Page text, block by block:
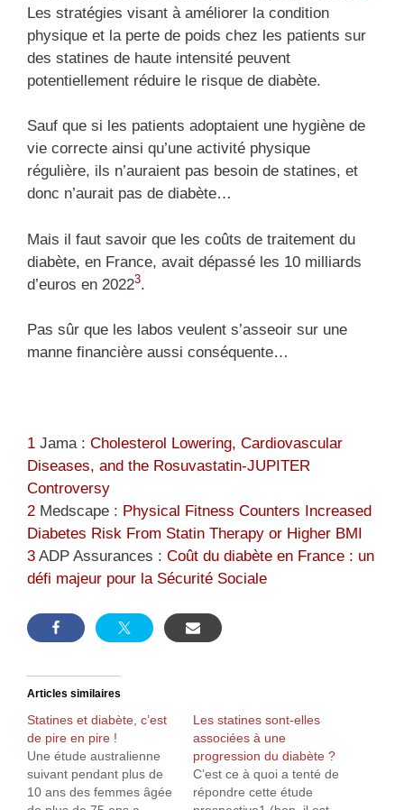
Les stratégies visant à améliorer la condition
physique et la perte de poids chez les patients sur
des statines de haute intensité peuvent
potentiellement réduire le risque de diabète.
Sauf que si les patients adoptaient une hygiène de
vie correcte ainsi qu’une activité physique
régulière, ils n’auraient pas besoin de statines, et
donc n’aurait pas de diabète…
Mais il faut savoir que les coûts de traitement du
diabète, en France, avait dépassé les 10 milliards
d’euros en 20223.
Pas sûr que les labos veulent s’asseoir sur une
manne financière aussi conséquente…
1 Jama : Cholesterol Lowering, Cardiovascular
Diseases, and the Rosuvastatin-JUPITER
Controversy
2 Medscape : Physical Fitness Counters Increased
Diabetes Risk From Statin Therapy or Higher BMI
3 ADP Assurances : Coût du diabète en France : un
défi majeur pour la Sécurité Sociale
Articles similaires
Statines et diabète, c’est
de pire en pire !
Une étude australienne
suivant pendant plus de
10 ans des femmes âgée
Les statines sont-elles
associées à une
progression du diabète ?
C’est ce à quoi a tenté de
répondre cette étude